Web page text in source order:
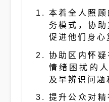
本着全人照
务模式，协助
促进他们身心
协助区内怀
情绪困扰的
及早辨识问题
提升公众对